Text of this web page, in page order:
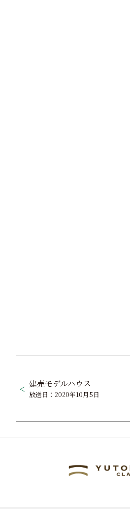
稿
ナ
ビ
建売モデルハウス
放送日：2020年10月5日